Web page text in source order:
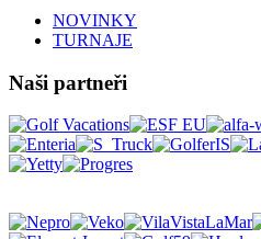
NOVINKY
TURNAJE
Naši partneři